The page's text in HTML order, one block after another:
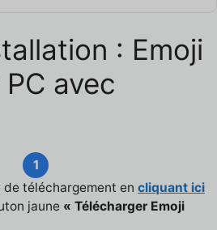
: Emoji
avec
1
de téléchargement en cliquant ici
jaune « Télécharger Emoji